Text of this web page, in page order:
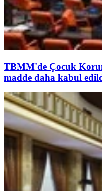
TBMM'de Çocuk
madde daha kabul